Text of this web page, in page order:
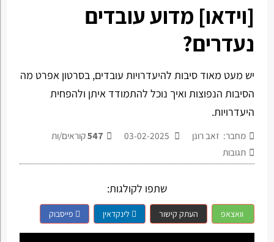
[וידאו] מדוע עובדים
נעדרים?
יש מעט מאוד סיבות להיעדרויות עובדים, בסרטון אפרט מה
הסיבות הנפוצות ואיך נוכל להתמודד איתן ולהפחית
היעדרויות.
מחבר: זאב רונן 547קוראים/ות
תגובות
שתפו לקולגות:
וואצאפ העתק קישור לינקדאין פייסבוק